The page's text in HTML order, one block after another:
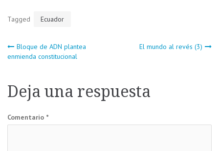
Tagged Ecuador
Navegación
entradas
Bloque de ADN plantea
enmienda constitucional
El mundo al revés (3)
Deja una respuesta
Comentario *